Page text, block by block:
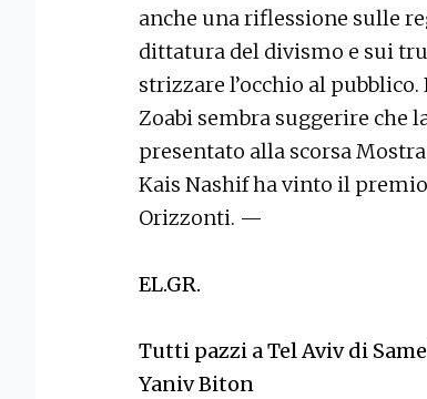
anche una riflessione sulle
dittatura del divismo e sui
strizzare l’occhio al
Zoabi sembra suggerire che
presentato alla scorsa
Kais Nashif ha vinto il
Orizzonti. —
EL.GR.
Tutti pazzi a Tel Aviv di
Yaniv Biton